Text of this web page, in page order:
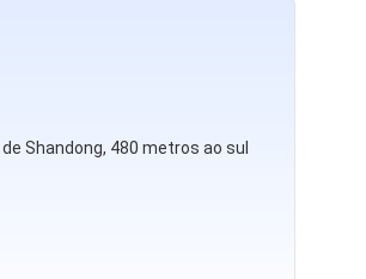
Shandong, 480 metros ao sul